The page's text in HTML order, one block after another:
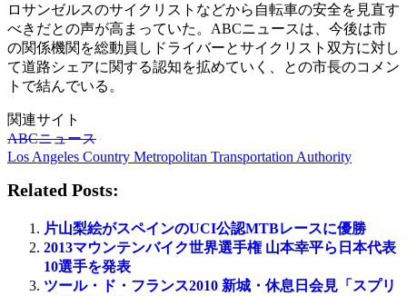
ロサンゼルスのサイクリストなどから自転車の安全を見直す
べきだとの声が高まっていた。ABCニュースは、今後は市
の関係機関を総動員しドライバーとサイクリスト双方に対し
て道路シェアに関する認知を拡めていく、との市長のコメン
トで結んでいる。
関連サイト
ABCニュース
Los Angeles Country Metropolitan Transportation Authority
Related Posts:
片山梨絵がスペインのUCI公認MTBレースに優勝
2013マウンテンバイク世界選手権 山本幸平ら日本代表
10選手を発表
ツール・ド・フランス2010 新城・休息日会見「スプリ